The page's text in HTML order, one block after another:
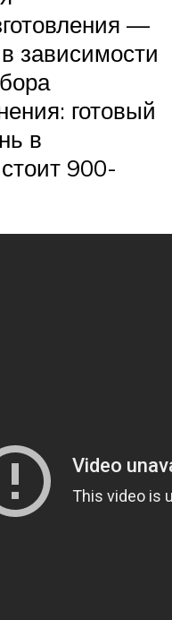
—
зависимости
готовый
в
900-